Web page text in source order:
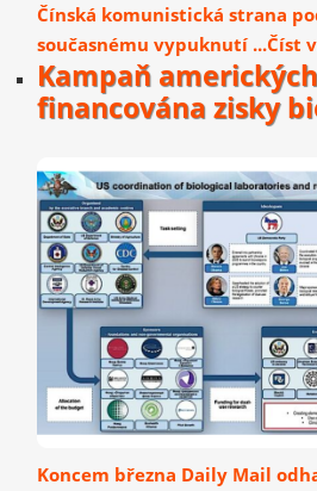
Čínská komunistická strana
současnému vypuknutí ...Číst
Kampaň
financována zisky
Koncem března Daily Mail